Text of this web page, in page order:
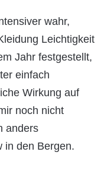
wahr,
Leichtigkeit
Jahr festgestellt,
einfach
Wirkung auf
noch nicht
anders
in den Bergen.